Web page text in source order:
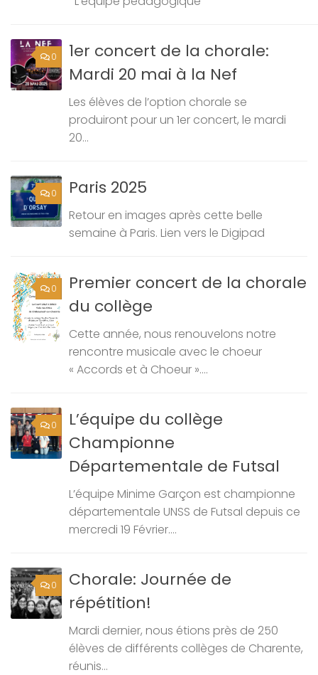
0
1er concert de la chorale:
Mardi 20 mai à la Nef
Les élèves de l’option chorale se
produiront pour un 1er concert, le mardi
20...
0 Paris 2025
Retour en images après cette belle
semaine à Paris. Lien vers le Digipad
0
Premier concert de la chorale
du collège
Cette année, nous renouvelons notre
rencontre musicale avec le choeur
« Accords et à Choeur »....
0
L’équipe du collège
Championne
Départementale de Futsal
L’équipe Minime Garçon est championne
départementale UNSS de Futsal depuis ce
mercredi 19 Février....
0
Chorale: Journée de
répétition!
Mardi dernier, nous étions près de 250
élèves de différents collèges de Charente,
réunis...